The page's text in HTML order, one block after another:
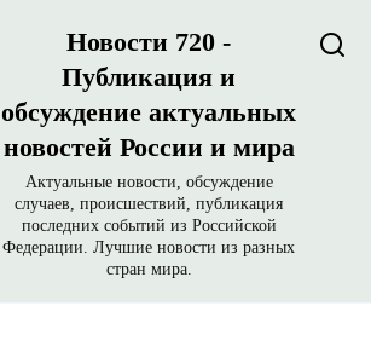
Новости 720 -
Публикация и
обсуждение актуальных
новостей России и мира
Актуальные новости, обсуждение
случаев, происшествий, публикация
последних событий из Российской
Федерации. Лучшие новости из разных
стран мира.